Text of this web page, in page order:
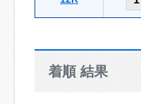
着順 結果